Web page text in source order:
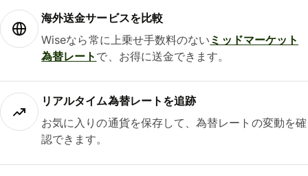
海外送金サービスを比較
Wiseなら常に上乗せ手数料のない ミッドマーケット
為替レート で、お得に送金できます。
リアルタイム為替レートを追跡
お気に入りの通貨を保存して、為替レートの変動を確
認できます。